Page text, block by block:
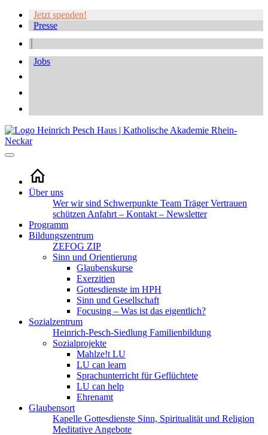
Jetzt spenden!
Presse
Jobs
Über uns
Wer wir sind Schwerpunkte Team TrägerVertrauen
schützen Anfahrt – Kontakt – Newsletter
Programm
Bildungszentrum
ZEFOG ZIP
Sinn und Orientierung
Glaubenskurse
Exerzitien
Gottesdienste im HPH
Sinn und Gesellschaft
Focusing – Was ist das eigentlich?
Sozialzentrum
Heinrich-Pesch-Siedlung Familienbildung
Sozialprojekte
Mahlze!t LU
LU can learn
Sprachunterricht für Geflüchtete
LU can help
Ehrenamt
Glaubensort
Kapelle Gottesdienste Sinn, Spiritualität und Religion
Meditative Angebote